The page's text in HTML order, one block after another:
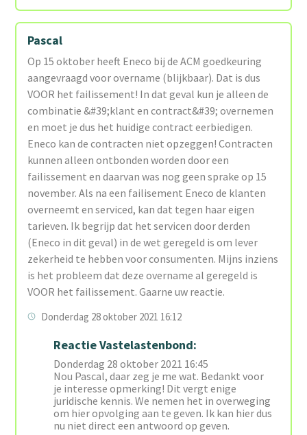
Pascal
Op 15 oktober heeft Eneco bij de ACM goedkeuring
aangevraagd voor overname (blijkbaar). Dat is dus
VOOR het failissement! In dat geval kun je alleen de
combinatie &#39;klant en contract&#39; overnemen
en moet je dus het huidige contract eerbiedigen.
Eneco kan de contracten niet opzeggen! Contracten
kunnen alleen ontbonden worden door een
failissement en daarvan was nog geen sprake op 15
november. Als na een failisement Eneco de klanten
overneemt en serviced, kan dat tegen haar eigen
tarieven. Ik begrijp dat het servicen door derden
(Eneco in dit geval) in de wet geregeld is om lever
zekerheid te hebben voor consumenten. Mijns inziens
is het probleem dat deze overname al geregeld is
VOOR het failissement. Gaarne uw reactie.
Donderdag 28 oktober 2021 16:12
Reactie Vastelastenbond:
Donderdag 28 oktober 2021 16:45
Nou Pascal, daar zeg je me wat. Bedankt voor
je interesse opmerking! Dit vergt enige
juridische kennis. We nemen het in overweging
om hier opvolging aan te geven. Ik kan hier dus
nu niet direct een antwoord op geven.